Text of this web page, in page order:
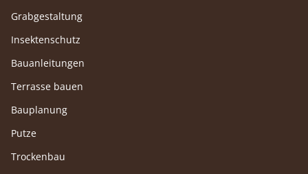
Grabgestaltung
Insektenschutz
Bauanleitungen
Terrasse bauen
Bauplanung
Putze
Trockenbau